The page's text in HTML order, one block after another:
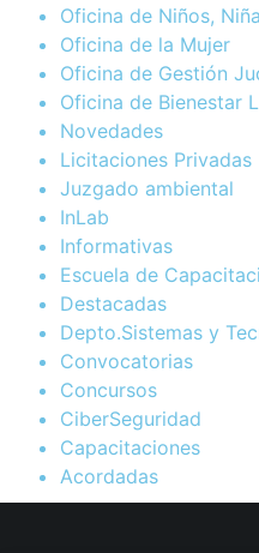
Oficina de Niños,
Oficina de la Mujer
Oficina de Gestión
Oficina de Bienestar
Novedades
Licitaciones Privadas
Juzgado ambiental
InLab
Informativas
Escuela de
Destacadas
Depto.Sistemas y
Convocatorias
Concursos
CiberSeguridad
Capacitaciones
Acordadas